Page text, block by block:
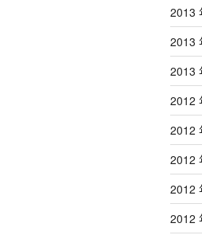
2013
2013
2013
2012
2012
2012
2012
2012